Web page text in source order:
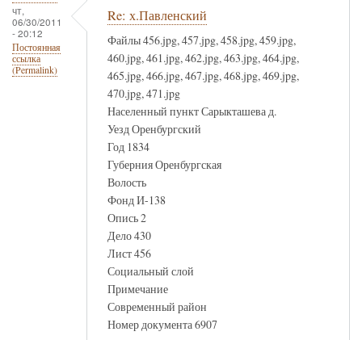
чт,
06/30/2011
- 20:12
Постоянная
ссылка
(Permalink)
Re: х.Павленский
Файлы 456.jpg, 457.jpg, 458.jpg, 459.jpg,
460.jpg, 461.jpg, 462.jpg, 463.jpg, 464.jpg,
465.jpg, 466.jpg, 467.jpg, 468.jpg, 469.jpg,
470.jpg, 471.jpg
Населенный пункт Сарыкташева д.
Уезд Оренбургский
Год 1834
Губерния Оренбургская
Волость
Фонд И-138
Опись 2
Дело 430
Лист 456
Социальный слой
Примечание
Современный район
Номер документа 6907